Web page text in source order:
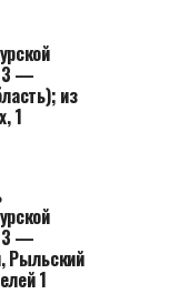
3 —
из
1
3 —
Рыльский
1